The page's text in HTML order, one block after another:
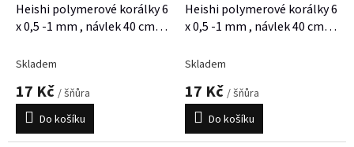
Heishi polymerové korálky 6
x 0,5 -1 mm , návlek 40 cm,
Skladem
17 Kč / šňůra
Do košíku
Heishi polymerové korálky 6
x 0,5 -1 mm , návlek 40 cm,
Skladem
17 Kč / šňůra
Do košíku